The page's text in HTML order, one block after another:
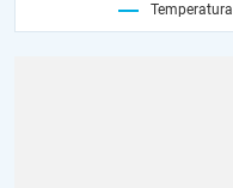
Temperatura